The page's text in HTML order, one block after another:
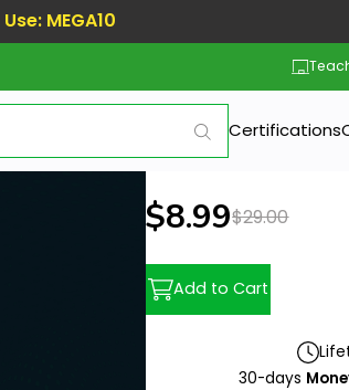
Use: MEGA10
Certifications
New price:
$8.99Previous price:
$29.00
Add to Cart
30-days